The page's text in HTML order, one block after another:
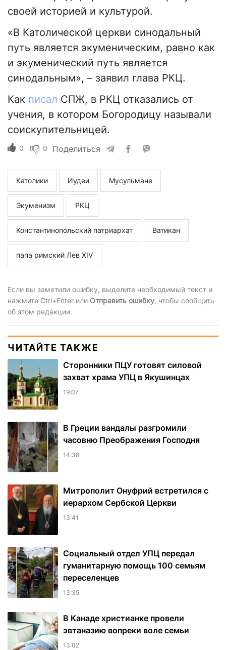
своей историей и культурой.
«В Католической церкви синодальный
путь является экуменическим, равно как
и экуменический путь является
синодальным», – заявил глава РКЦ.
Как писал СПЖ, в РКЦ отказались от
учения, в котором Богородицу называли
соискупительницей.
0 0 Поделиться
Католики Иудеи Мусульмане
Экуменизм РКЦ
Константинопольский патриархат Ватикан
папа римский Лев XIV
Если вы заметили ошибку, выделите необходимый текст и
нажмите Ctrl+Enter или Отправить ошибку, чтобы сообщить
об этом редакции.
ЧИТАЙТЕ ТАКЖЕ
Сторонники ПЦУ готовят силовой
захват храма УПЦ в Якушинцах
19:07
В Греции вандалы разгромили
часовню Преображения Господня
14:38
Митрополит Онуфрий встретился с
иерархом Сербской Церкви
13:41
Социальный отдел УПЦ передал
гуманитарную помощь 100 семьям
переселенцев
13:35
В Канаде христианке провели
эвтаназию вопреки воле семьи
13:02